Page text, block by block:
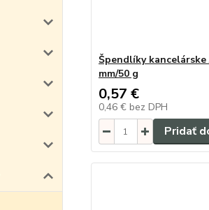
Špendlíky kancelárske
mm/50 g
0,57 €
0,46 € bez DPH
Pridať